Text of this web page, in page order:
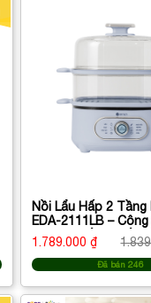
Nồi Lẩu Hấp 2 Tầng
EDA-2111LB –
1200W, Hấp & Nấu
Lợi
1.789.000 ₫
Đã bán 246